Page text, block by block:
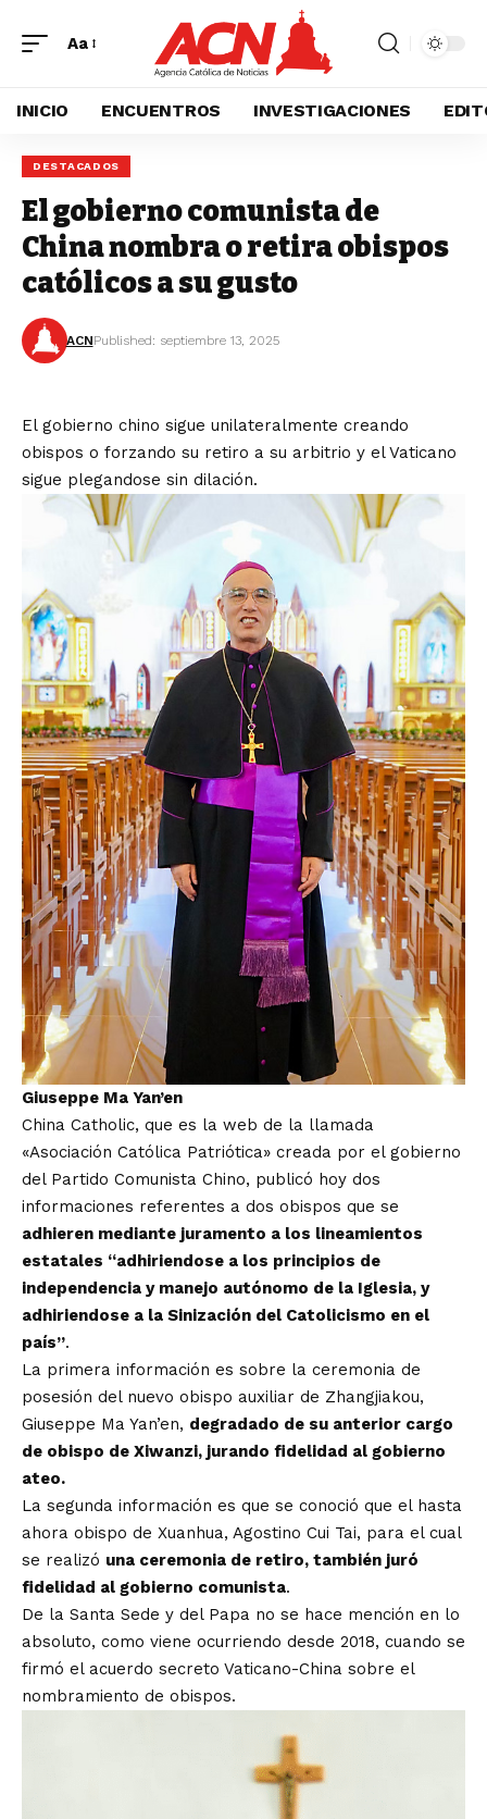
Aa
INICIO ENCUENTROS INVESTIGACIONES
DESTACADOS
El gobierno comunista de
China nombra o retira obispos
católicos a su gusto
ACNPublished: septiembre 13, 2025
El gobierno chino sigue unilateralmente creando
obispos o forzando su retiro a su arbitrio y el Vaticano
sigue plegandose sin dilación.
Giuseppe Ma Yan’en
China Catholic, que es la web de la llamada
«Asociación Católica Patriótica» creada por el gobierno
del Partido Comunista Chino, publicó hoy dos
informaciones referentes a dos obispos que se
adhieren mediante juramento a los lineamientos
estatales “adhiriendose a los principios de
independencia y manejo autónomo de la Iglesia, y
adhiriendose a la Sinización del Catolicismo en el
país”.
La primera información es sobre la ceremonia de
posesión del nuevo obispo auxiliar de Zhangjiakou,
Giuseppe Ma Yan’en, degradado de su anterior cargo
de obispo de Xiwanzi, jurando fidelidad al gobierno
ateo.
La segunda información es que se conoció que el hasta
ahora obispo de Xuanhua, Agostino Cui Tai, para el cual
se realizó una ceremonia de retiro, también juró
fidelidad al gobierno comunista.
De la Santa Sede y del Papa no se hace mención en lo
absoluto, como viene ocurriendo desde 2018, cuando se
firmó el acuerdo secreto Vaticano-China sobre el
nombramiento de obispos.